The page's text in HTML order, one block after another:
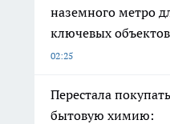
наземного метро
ключевых объектов
02:25
Перестала
бытовую химию: